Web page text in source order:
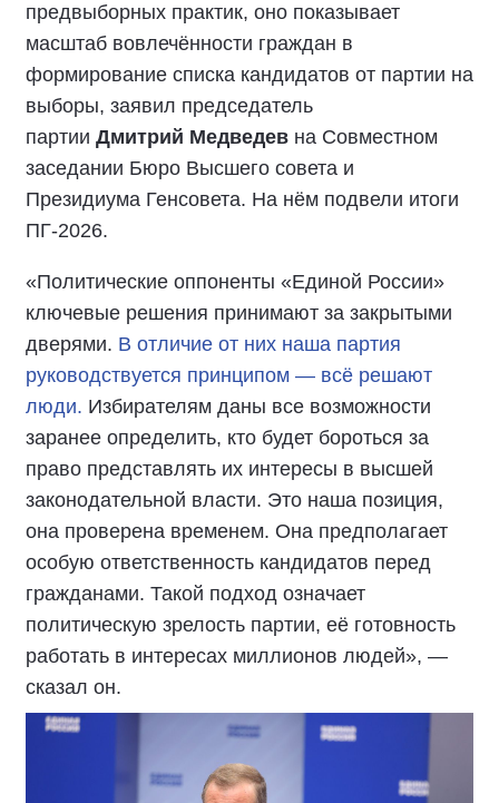
предвыборных практик, оно показывает
масштаб вовлечённости граждан в
формирование списка кандидатов от партии на
выборы, заявил председатель
партии Дмитрий Медведев на Совместном
заседании Бюро Высшего совета и
Президиума Генсовета. На нём подвели итоги
ПГ-2026.
«Политические оппоненты «Единой России»
ключевые решения принимают за закрытыми
дверями. В отличие от них наша партия
руководствуется принципом — всё решают
люди. Избирателям даны все возможности
заранее определить, кто будет бороться за
право представлять их интересы в высшей
законодательной власти. Это наша позиция,
она проверена временем. Она предполагает
особую ответственность кандидатов перед
гражданами. Такой подход означает
политическую зрелость партии, её готовность
работать в интересах миллионов людей», —
сказал он.